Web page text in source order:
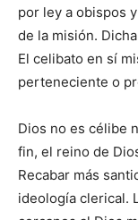
por ley a obispos
de la misión.
El celibato en sí
perteneciente o
Dios no es célibe
fin, el reino de
Recabar más
ideología clerical.